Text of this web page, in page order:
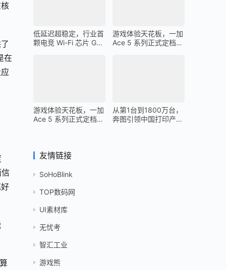
在
低延迟超稳定，行业首
颗电竞 Wi-Fi 芯片 G1
游戏体验天花板，一加
Ace 5 系列正式定档
游戏体验天花板，一加
Ace 5 系列正式定档
从第1台到1800万台，
奔图引领中国打印产业
友情链接
SoHoBlink
TOP数码网
UI素材库
无忧考
智汇工业
游戏熊